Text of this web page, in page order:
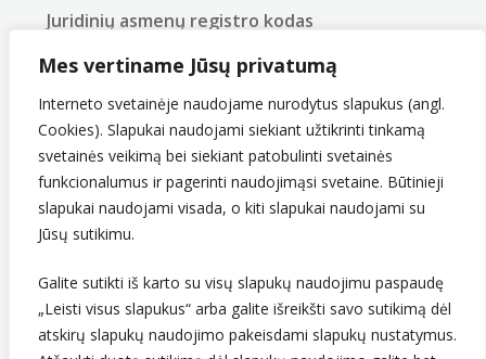
Mes vertiname Jūsų privatumą
Interneto svetainėje naudojame nurodytus slapukus (angl.
Cookies). Slapukai naudojami siekiant užtikrinti tinkamą
svetainės veikimą bei siekiant patobulinti svetainės
funkcionalumus ir pagerinti naudojimąsi svetaine. Būtinieji
slapukai naudojami visada, o kiti slapukai naudojami su
Jūsų sutikimu.
Galite sutikti iš karto su visų slapukų naudojimu paspaudę
„Leisti visus slapukus“ arba galite išreikšti savo sutikimą dėl
atskirų slapukų naudojimo pakeisdami slapukų nustatymus.
Juridinių asmenų registro kodas
PVM mokėtojo kodas
LT907432416
Sekite mus